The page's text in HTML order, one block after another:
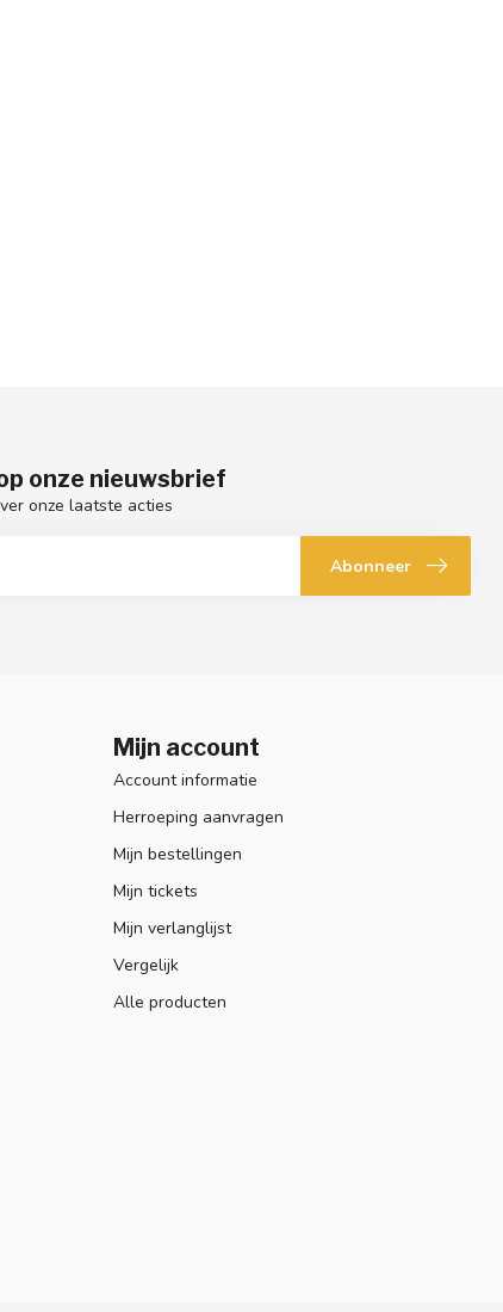
onze nieuwsbrief
onze laatste acties
Abonneer
Mijn account
Account informatie
Herroeping aanvragen
Mijn bestellingen
Mijn tickets
Mijn verlanglijst
Vergelijk
Alle producten